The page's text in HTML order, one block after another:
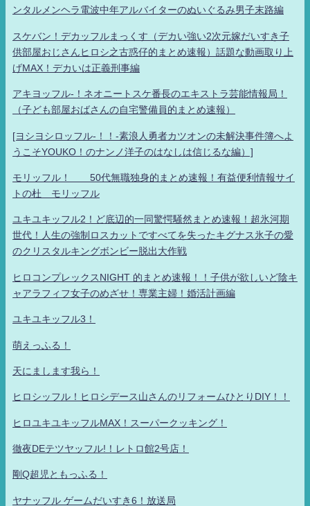
ンタルメンヘラ電波中年アルバイターのぬいぐるみ男子末路編
スケバン！デカッフルまっくす（デカい強い2次元嫁だいすき子
供部屋おじさんヒロシ之古惑仔的まとめ速報）話題な動画取り上
げMAX！デカいは正義刑事編
アキヨッフル-！ネオニートスケ番長のエキストラ芸能情報局！
（子ども部屋おばさんの自宅警備員的まとめ速報）
[ヨシヨシロッフル-！！-素浪人勇者カツオンの未解決事件簿へよ
うこそYOUKO！のナンノ洋子のはなしは信じるな編）]
モリッフル！ 50代無職独身的まとめ速報！有益便利情報サイ
トの杜 モリッフル
ユキユキッフル2！ど底辺的一同驚愕騒然まとめ速報！超氷河期
世代！人生の強制ロスカットですべてを失ったキグナス氷子の愛
のクリスタルキングボンビー脱出大作戦
ヒロコンプレックスNIGHT 的まとめ速報！！子供が欲しいど陰キ
ャアラフィフ女子のめざせ！専業主婦！婚活計画編
ユキユキッフル3！
萌えっふる！
天にまします我ら！
ヒロシッフル！ヒロシデース山さんのリフォームひとりDIY！！
ヒロユキユキッフルMAX！スーパークッキング！
徹夜DEテツヤッフル!！レトロ館2号店！
剛Q超児ともっふる！
ヤナッフル ゲームだいすき6！放送局